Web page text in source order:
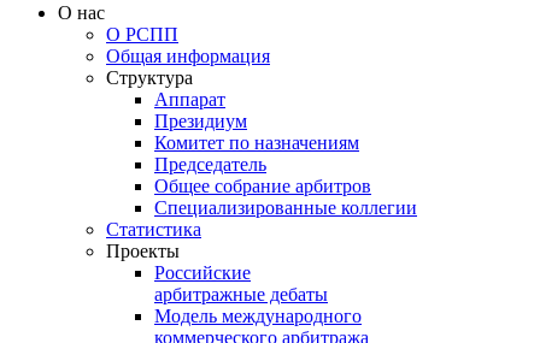
О нас
О РСПП
Общая информация
Структура
Аппарат
Президиум
Комитет по назначениям
Председатель
Общее собрание арбитров
Специализированные коллегии
Статистика
Проекты
Российские
арбитражные дебаты
Модель международного
коммерческого арбитража